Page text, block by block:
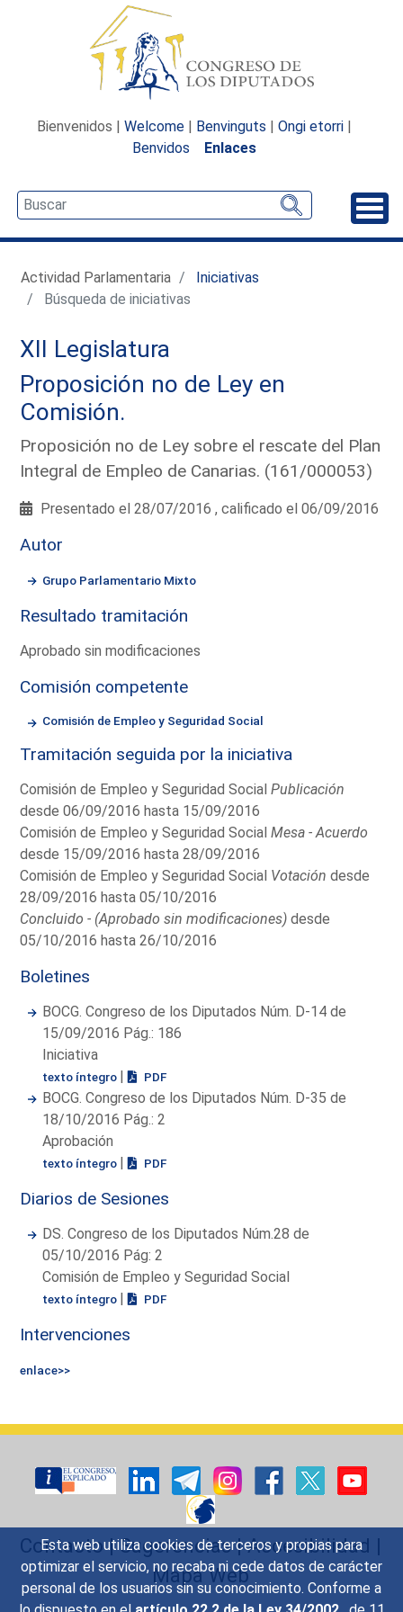
Esta web utiliza cookies de terceros y propias para
optimizar el servicio, no recaba ni cede datos de carácter
personal de los usuarios sin su conocimiento. Conforme a
Bienvenidos | Welcome | Benvinguts | Ongi etorri |
Benvidos
Enlaces
Actividad Parlamentaria
Iniciativas
Búsqueda de iniciativas
XII Legislatura
Proposición no de Ley en
Comisión.
Proposición no de Ley sobre el rescate del Plan
Integral de Empleo de Canarias. (161/000053)
Presentado el 28/07/2016 , calificado el 06/09/2016
Autor
Grupo Parlamentario Mixto
Resultado tramitación
Aprobado sin modificaciones
Comisión competente
Comisión de Empleo y Seguridad Social
Tramitación seguida por la iniciativa
Comisión de Empleo y Seguridad SocialPublicación
desde 06/09/2016 hasta 15/09/2016
Comisión de Empleo y Seguridad SocialMesa - Acuerdo
desde 15/09/2016 hasta 28/09/2016
Comisión de Empleo y Seguridad Social Votación desde
28/09/2016 hasta 05/10/2016
Concluido - (Aprobado sin modificaciones) desde
05/10/2016 hasta 26/10/2016
Boletines
BOCG. Congreso de los Diputados Núm. D-14 de
15/09/2016 Pág.: 186
Iniciativa
texto íntegro | PDF
BOCG. Congreso de los Diputados Núm. D-35 de
18/10/2016 Pág.: 2
Aprobación
texto íntegro | PDF
Diarios de Sesiones
DS. Congreso de los Diputados Núm.28 de
05/10/2016 Pág: 2
Comisión de Empleo y Seguridad Social
texto íntegro | PDF
Intervenciones
enlace>>
Contacto|Sugerencias|Accesibilidad |
Mapa Web